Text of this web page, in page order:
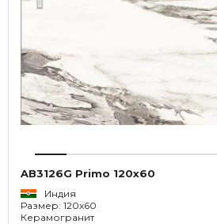
AB3126G Primo 120x60
Индия
Размер: 120x60
Керамогранит